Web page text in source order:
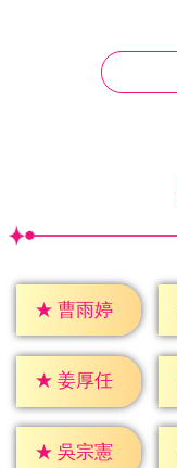
★ 曹雨婷
★ 姜厚任
★ 吳宗憲